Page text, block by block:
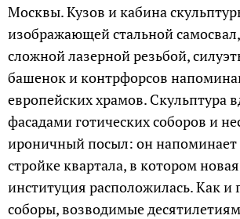
Москвы. Кузов и кабина
изображающей стальной
сложной лазерной резьбой,
башенок и контрфорсов
европейских храмов. Скульптура
фасадами готических соборов и
ироничный посыл: он
стройке квартала, в котором
институция расположилась. Как и
соборы, возводимые